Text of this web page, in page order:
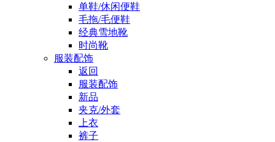
单鞋/休闲便鞋
毛拖/毛便鞋
经典雪地靴
时尚靴
服装配饰
返回
服装配饰
新品
夹克/外套
上衣
裤子